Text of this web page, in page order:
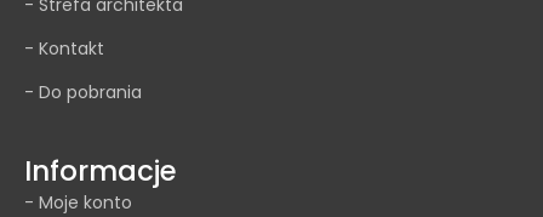
- Strefa architekta
- Kontakt
- Do pobrania
Informacje
- Moje konto